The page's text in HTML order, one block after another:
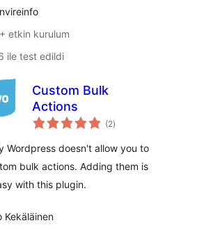
etkin kurulum
ile test edildi
Custom Bulk
Actions
(2toplam
puan
)
Wordpress doesn't allow you to
bulk actions. Adding them is
with this plugin.
Kekäläinen